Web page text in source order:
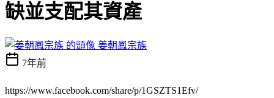
缺並支配其資產
姜朝鳳宗族
7年前
https://www.facebook.com/share/p/1GSZTS1Efv/